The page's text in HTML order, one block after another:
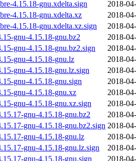
4.15.18-gnu.xdelta.sign
2018-
4.15.18-gnu.xdelta.xz
2018-
4.15.18-gnu.xdelta.xz.sign
2018-
gnu-4.15.18-gnu.bz2
2018-
gnu-4.15.18-gnu.bz2.sign
2018-
gnu-4.15.18-gnu.lz
2018-
gnu-4.15.18-gnu.lz.sign
2018-
gnu-4.15.18-gnu.sign
2018-
gnu-4.15.18-gnu.xz
2018-
gnu-4.15.18-gnu.xz.sign
2018-
gnu-4.15.18-gnu.bz2
2018-
gnu-4.15.18-gnu.bz2.sign 2018-
gnu-4.15.18-gnu.lz
2018-
gnu-4.15.18-gnu.lz.sign
2018-
gnu-4.15.18-gnu.sign
2018-